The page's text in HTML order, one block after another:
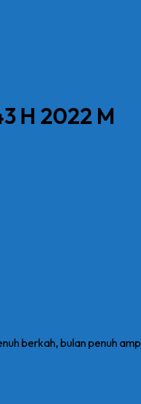
H 2022 M
berkah, bulan penuh